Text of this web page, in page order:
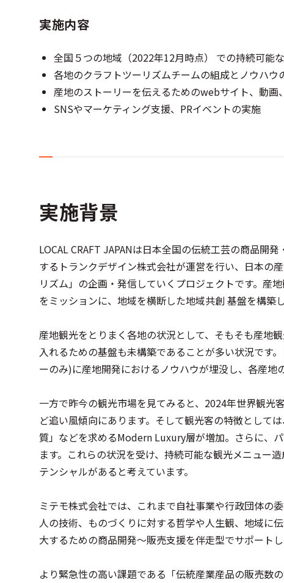
実施内容
全国５つの地域（2022年12月時点） での持続可能
各地のクラフトツーリズムチームの組成とノウハウ
産地のストーリーを伝えるためのwebサイト、動
SNSやマーケティング支援、PRイベントの実施
実施背景
LOCAL CRAFT JAPANは日本全国の伝統工芸の商品開
するトランクデザイン株式会社が運営を行い、日本の
リズム」の企画・発信していくプロジェクトです。産
をミッションに、地域を横断した地域共創 基盤を構築
産地観光をとりまく各地の状況として、そもそも産地
入れるための基盤も未構築であることが多い状況です
ーのみ)に産地開発におけるノウハウが埋没し、各産地
一方で昨今の観光市場を見てみると、2024年世界観
ど追い風傾向にあります。そして観光客の特徴として
質」などを求めるModern Luxury層が増加。さらに、
ます。これらの状況を受け、持続可能な観光メニュー
テンシャルがあると考えています。
ミテモ株式会社では、これまで自社事業や行政団体の
人の技術、ものづくりに対する哲学や人生観、地域に
大するための商品開発～販売支援を伴走型でサポートし
より緊急性の高い課題である「伝統産業産品の販売数